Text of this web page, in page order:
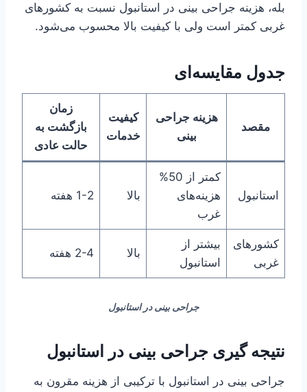
بله، هزینه جراحی بینی در استانبول نسبت به کشورهای
غربی کمتر است ولی با کیفیت بالا محسوب می‌شود.
جدول مقایسه‌ای
مقصد
هزینه جراحی
بینی
کیفیت
خدمات
زمان
بازگشت به
حالت عادی
استانبول
کمتر از 50%
هزینه‌های
غرب
بالا 1-2 هفته
کشورهای
غربی
بیشتر از
استانبول
بالا 2-4 هفته
جراحی بینی در استانبول
نتیجه گیری جراحی بینی در استانبول
جراحی بینی در استانبول با ترکیبی از هزینه مقرون به